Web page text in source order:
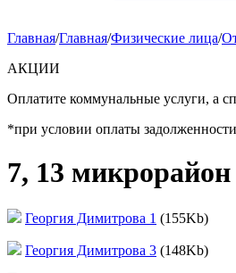
Главная/Главная/Физические лица/
АКЦИИ
Оплатите коммунальные услуги, а
*при условии оплаты
7, 13 микрорайон
Георгия Димитрова 1 (155Kb)
Георгия Димитрова 3 (148Kb)